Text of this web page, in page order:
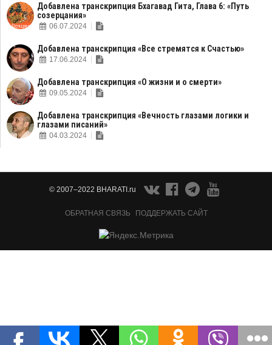
Добавлена транскрипция Бхагавад Гита, Глава 6: «Путь
созерцания»
06.07.2024
Добавлена транскрипция «Все стремятся к Счастью»
17.06.2024
Добавлена транскрипция «О жизни и о смерти»
09.05.2024
Добавлена транскрипция «Вечность глазами логики и
глазами писаний»
04.03.2024
© 2007–2022 BHARATI.ru
ОБРАТНАЯ СВЯЗЬ ПОДДЕРЖАТЬ САЙТ